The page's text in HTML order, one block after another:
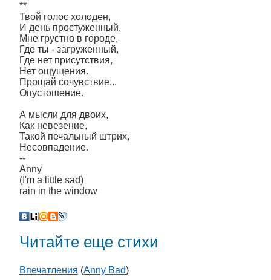
**
Твой голос холоден,
И день простуженный,
Мне грустно в городе,
Где ты - загруженный,
Где нет присутствия,
Нет ощущения.
Прощай сочувствие...
Опустошение.
А мысли для двоих,
Как невезение,
Такой печальный штрих,
Несовпадение.
--
Anny
(I'm a little sad)
rain in the window
Читайте еще стихи
Впечатления (Anny Bad)